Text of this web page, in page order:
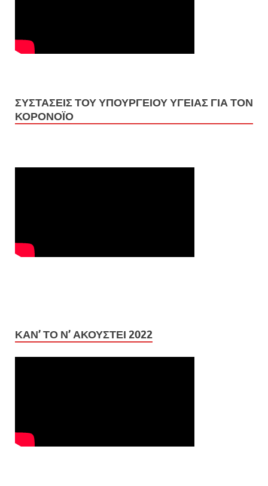
ΣΥΣΤΑΣΕΙΣ ΤΟΥ ΥΠΟΥΡΓΕΙΟΥ ΥΓΕΙΑΣ ΓΙΑ ΤΟΝ
ΚΟΡΟΝΟΪΟ
ΚΆΝ’ ΤΟ Ν’ ΑΚΟΥΣΤΕΊ 2022